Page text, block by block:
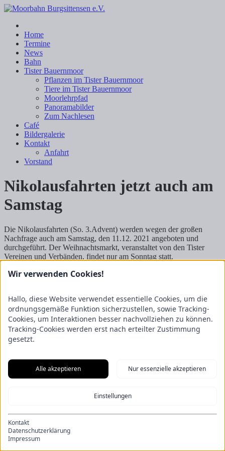
Home
Termine
News
Bahn
Tister Bauernmoor
Pflanzen im Tister Bauernmoor
Tiere im Tister Bauernmoor
Moorlehrpfad
Panoramabilder
Zum Nachlesen
Café
Bildergalerie
Kontakt
Anfahrt
Vorstand
Nikolausfahrten jetzt auch am
Samstag
Die Nikolausfahrten (So. 3.Advent) werden wegen der großen
Nachfrage auch am Samstag, den 11.12. 2021 angeboten und
durchgeführt. Der Weihnachtsmarkt, veranstaltet von den Tister
Vereinen und Verbänden, findet nur am Sonntag statt.
Startseite
Datenschutzerklärung
Wir verwenden Cookies!
Hallo, diese Website verwendet essentielle Cookies, um die
ordnungsgemäße Funktion sicherzustellen, sowie Tracking-
Cookies, um Interaktionen besser nachvollziehen zu können.
Tracking-Cookies werden erst nach erteilter Zustimmung
gesetzt.
Alle akzeptieren Nur essenzielle akzeptieren
Einstellungen
Kontakt
Datenschutzerklärung
Impressum